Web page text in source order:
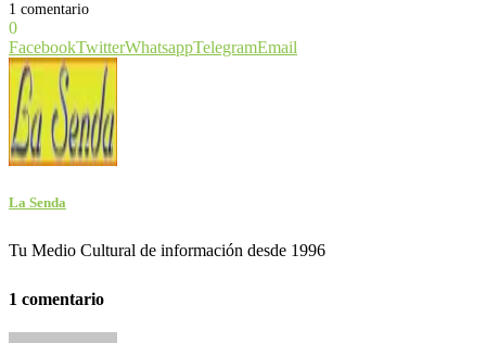
1 comentario
0
FacebookTwitterWhatsappTelegramEmail
La Senda
Tu Medio Cultural de información desde 1996
1 comentario